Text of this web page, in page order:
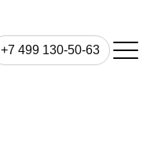
+7 499 130-50-63